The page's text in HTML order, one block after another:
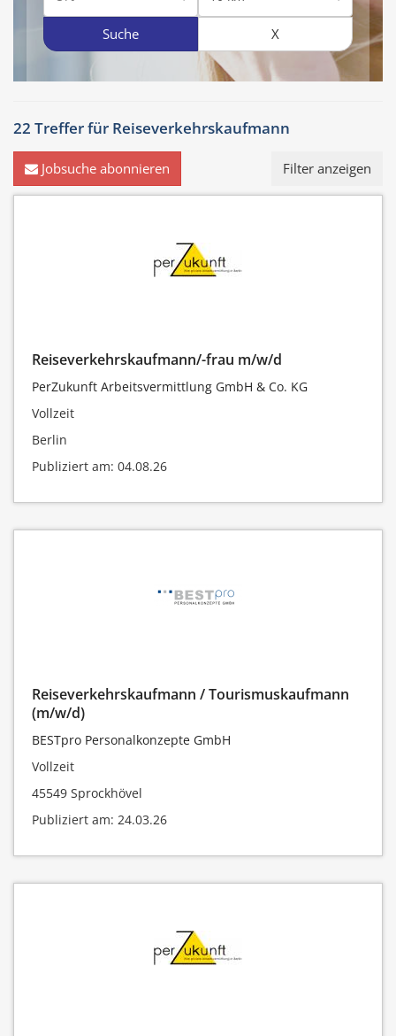
Suche X
22 Treffer für Reiseverkehrskaufmann
Filter anzeigen
Jobsuche abonnieren
Reiseverkehrskaufmann/-frau m/w/d
PerZukunft Arbeitsvermittlung GmbH & Co. KG
Vollzeit
Berlin
Publiziert am: 04.08.26
Reiseverkehrskaufmann / Tourismuskaufmann
(m/w/d)
BESTpro Personalkonzepte GmbH
Vollzeit
45549 Sprockhövel
Publiziert am: 24.03.26